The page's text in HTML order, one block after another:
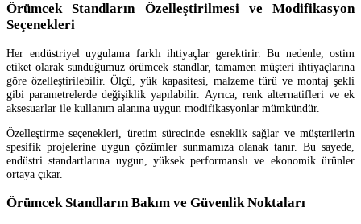
Örümcek Standların Özelleştirilmesi ve Modifikasyon
Seçenekleri
Her endüstriyel uygulama farklı ihtiyaçlar gerektirir. Bu nedenle, ostim
etiket olarak sunduğumuz örümcek standlar, tamamen müşteri ihtiyaçlarına
göre özelleştirilebilir. Ölçü, yük kapasitesi, malzeme türü ve montaj şekli
gibi parametrelerde değişiklik yapılabilir. Ayrıca, renk alternatifleri ve ek
aksesuarlar ile kullanım alanına uygun modifikasyonlar mümkündür.
Özelleştirme seçenekleri, üretim sürecinde esneklik sağlar ve müşterilerin
spesifik projelerine uygun çözümler sunmamıza olanak tanır. Bu sayede,
endüstri standartlarına uygun, yüksek performanslı ve ekonomik ürünler
ortaya çıkar.
Örümcek Standların Bakım ve Güvenlik Noktaları